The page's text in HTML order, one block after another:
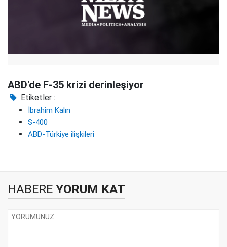
ABD'de F-35 krizi derinleşiyor
Etiketler :
İbrahim Kalın
S-400
ABD-Türkiye ilişkileri
HABERE YORUM KAT